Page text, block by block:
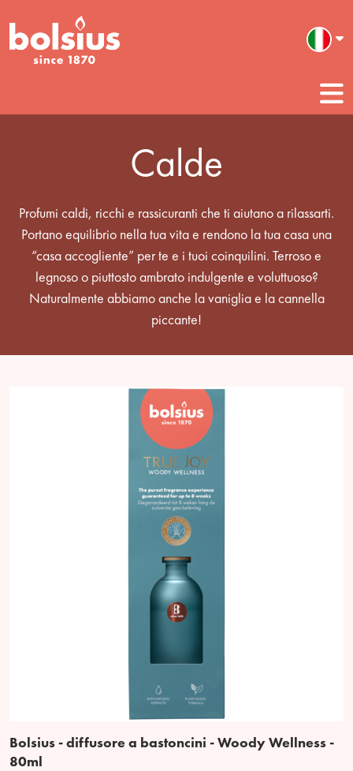
Calde
Profumi caldi, ricchi e rassicuranti che ti aiutano a rilassarti.
Portano equilibrio nella tua vita e rendono la tua casa una
“casa accogliente” per te e i tuoi coinquilini. Terroso e
legnoso o piuttosto ambrato indulgente e voluttuoso?
Naturalmente abbiamo anche la vaniglia e la cannella
piccante!
Bolsius - diffusore a bastoncini - Woody Wellness -
80ml